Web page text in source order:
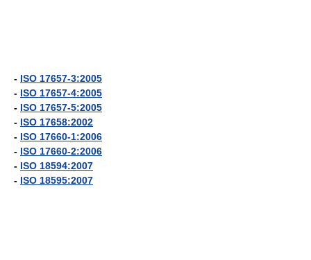
- ISO 17657-3:2005
- ISO 17657-4:2005
- ISO 17657-5:2005
- ISO 17658:2002
- ISO 17660-1:2006
- ISO 17660-2:2006
- ISO 18594:2007
- ISO 18595:2007